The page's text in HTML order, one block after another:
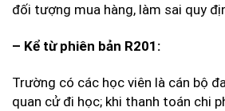
đối tượng mua hàng, làm sai quy
– Kể từ phiên bản R201:
Trường có các học viên là cán bộ
quan cử đi học; khi thanh toán chi